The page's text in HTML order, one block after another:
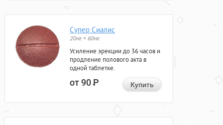
Супер Сиалис
20мг + 60мг
Усиление эрекции до 36 часов и
продление полового акта в
одной таблетке.
от 90Р Купить